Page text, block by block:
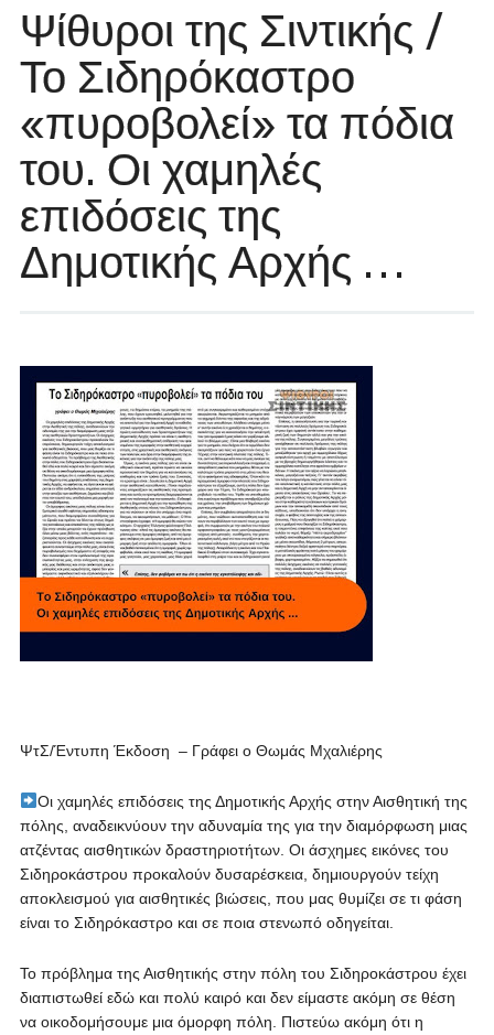
Ψίθυροι της Σιντικής /
Το Σιδηρόκαστρο
«πυροβολεί» τα πόδια
του. Οι χαμηλές
επιδόσεις της
Δημοτικής Αρχής …
️ΨτΣ/Έντυπη Έκδοση – Γράφει ο Θωμάς Μχαλιέρης
Οι χαμηλές επιδόσεις της Δημοτικής Αρχής στην Αισθητική της
πόλης, αναδεικνύουν την αδυναμία της για την διαμόρφωση μιας
ατζέντας αισθητικών δραστηριοτήτων. Οι άσχημες εικόνες του
Σιδηροκάστρου προκαλούν δυσαρέσκεια, δημιουργούν τείχη
αποκλεισμού για αισθητικές βιώσεις, που μας θυμίζει σε τι φάση
είναι το Σιδηρόκαστρο και σε ποια στενωπό οδηγείται.
Το πρόβλημα της Αισθητικής στην πόλη του Σιδηροκάστρου έχει
διαπιστωθεί εδώ και πολύ καιρό και δεν είμαστε ακόμη σε θέση
να οικοδομήσουμε μια όμορφη πόλη. Πιστεύω ακόμη ότι η